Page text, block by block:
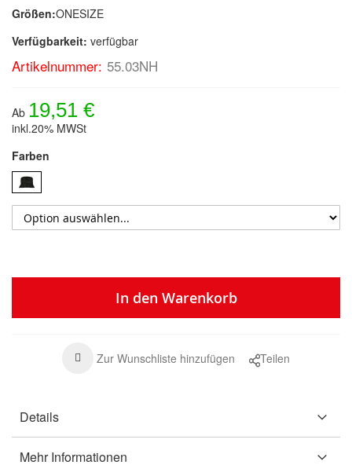
Größen:ONESIZE
Verfügbarkeit: verfügbar
Artikelnummer: 55.03NH
Ab 19,51 €
inkl.20% MWSt
Farben
In den Warenkorb
Zur Wunschliste hinzufügen Teilen
Details
Mehr Informationen